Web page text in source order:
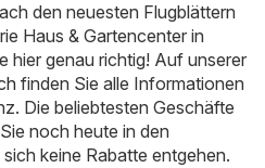
den neuesten Flugblättern
Haus & Gartencenter in
hier genau richtig! Auf unserer
finden Sie alle Informationen
Die beliebtesten Geschäfte
noch heute in den
keine Rabatte entgehen.